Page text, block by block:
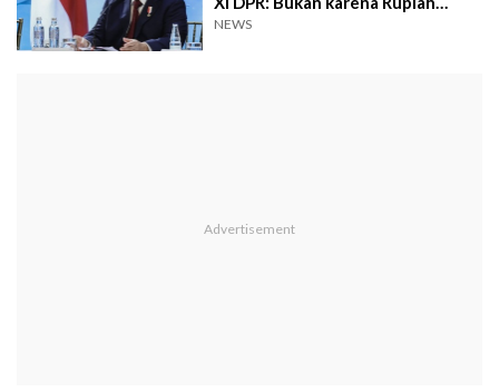
Melemah
NEWS